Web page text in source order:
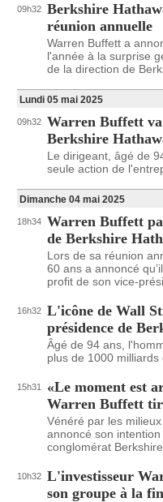
09h32 Berkshire
réunion annuelle
Warren Buffett a
l'année à la surprise
de la direction de
Lundi 05 mai 2025
09h32 Warren Buffett
Berkshire
Le dirigeant, âgé de
seule action de
Dimanche 04 mai 2025
18h34 Warren Buffett
de Berkshire
Lors de sa réunion
60 ans a annoncé
profit de son vice-
16h32 L'icône de Wall
présidence de
Âgé de 94 ans,
plus de 1000 milliards
15h31
«Le moment est
Warren Buffett
Vénéré par les
annoncé son
conglomérat
10h32 L'investisseur
son groupe à la